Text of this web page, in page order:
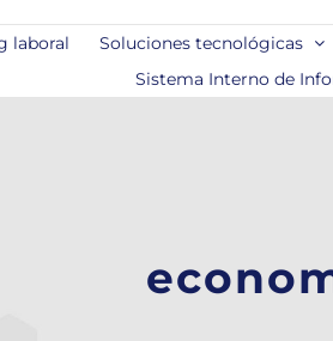
laboral Soluciones tecnológicas
Sistema Interno de